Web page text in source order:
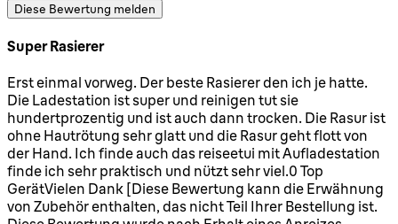
Diese Bewertung melden
Super Rasierer
5 Sterne von maximal 5
Erst einmal vorweg. Der beste Rasierer den ich je hatte.
Die Ladestation ist super und reinigen tut sie
hundertprozentig und ist auch dann trocken. Die Rasur ist
ohne Hautrötung sehr glatt und die Rasur geht flott von
der Hand. Ich finde auch das reiseetui mit Aufladestation
finde ich sehr praktisch und nützt sehr viel.0 Top
GerätVielen Dank [Diese Bewertung kann die Erwähnung
von Zubehör enthalten, das nicht Teil Ihrer Bestellung ist.